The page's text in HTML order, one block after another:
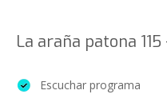
La araña patona
Escuchar programa